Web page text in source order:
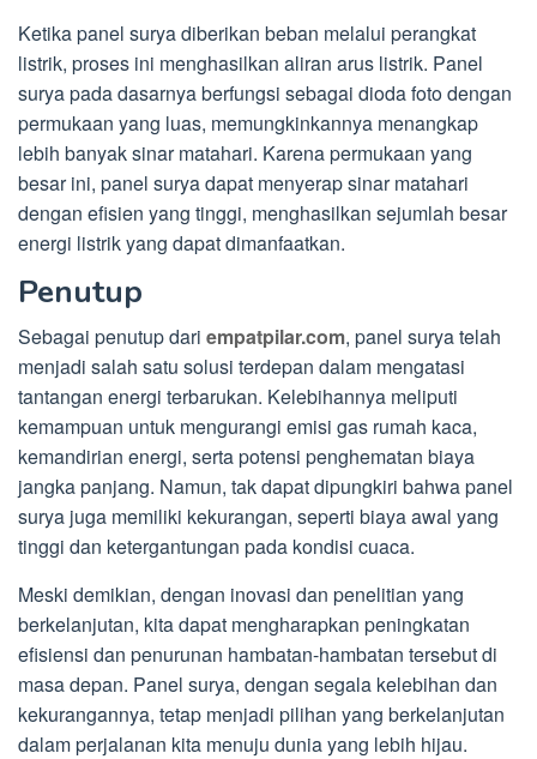
Ketika panel surya diberikan beban melalui perangkat
listrik, proses ini menghasilkan aliran arus listrik. Panel
surya pada dasarnya berfungsi sebagai dioda foto dengan
permukaan yang luas, memungkinkannya menangkap
lebih banyak sinar matahari. Karena permukaan yang
besar ini, panel surya dapat menyerap sinar matahari
dengan efisien yang tinggi, menghasilkan sejumlah besar
energi listrik yang dapat dimanfaatkan.
Penutup
Sebagai penutup dari empatpilar.com, panel surya telah
menjadi salah satu solusi terdepan dalam mengatasi
tantangan energi terbarukan. Kelebihannya meliputi
kemampuan untuk mengurangi emisi gas rumah kaca,
kemandirian energi, serta potensi penghematan biaya
jangka panjang. Namun, tak dapat dipungkiri bahwa panel
surya juga memiliki kekurangan, seperti biaya awal yang
tinggi dan ketergantungan pada kondisi cuaca.
Meski demikian, dengan inovasi dan penelitian yang
berkelanjutan, kita dapat mengharapkan peningkatan
efisiensi dan penurunan hambatan-hambatan tersebut di
masa depan. Panel surya, dengan segala kelebihan dan
kekurangannya, tetap menjadi pilihan yang berkelanjutan
dalam perjalanan kita menuju dunia yang lebih hijau.